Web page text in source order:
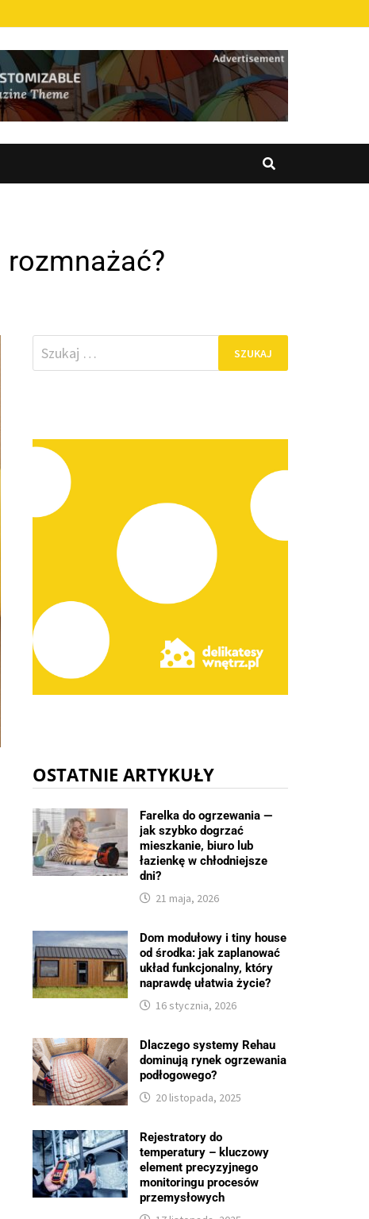
rozmnażać?
Szukaj:
OSTATNIE ARTYKUŁY
Farelka do ogrzewania —
jak szybko dogrzać
mieszkanie, biuro lub
łazienkę w chłodniejsze
dni?
21 maja, 2026
Dom modułowy i tiny house
od środka: jak zaplanować
układ funkcjonalny, który
naprawdę ułatwia życie?
16 stycznia, 2026
Dlaczego systemy Rehau
dominują rynek ogrzewania
podłogowego?
20 listopada, 2025
Rejestratory do
temperatury – kluczowy
element precyzyjnego
monitoringu procesów
przemysłowych